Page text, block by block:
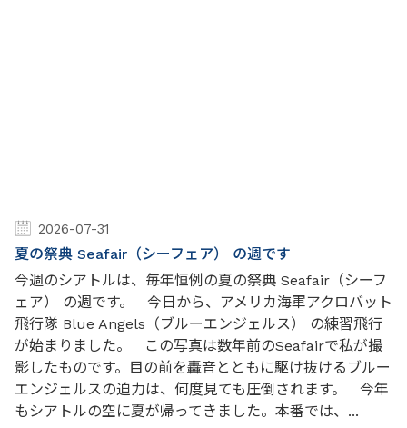
2026-07-31
夏の祭典 Seafair（シーフェア） の週です
今週のシアトルは、毎年恒例の夏の祭典 Seafair（シーフ
ェア） の週です。 今日から、アメリカ海軍アクロバット
飛行隊 Blue Angels（ブルーエンジェルス） の練習飛行
が始まりました。 この写真は数年前のSeafairで私が撮
影したものです。目の前を轟音とともに駆け抜けるブルー
エンジェルスの迫力は、何度見ても圧倒されます。 今年
もシアトルの空に夏が帰ってきました。本番では、...